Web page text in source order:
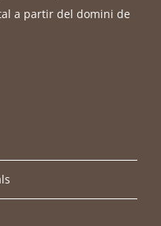
a partir del domini de